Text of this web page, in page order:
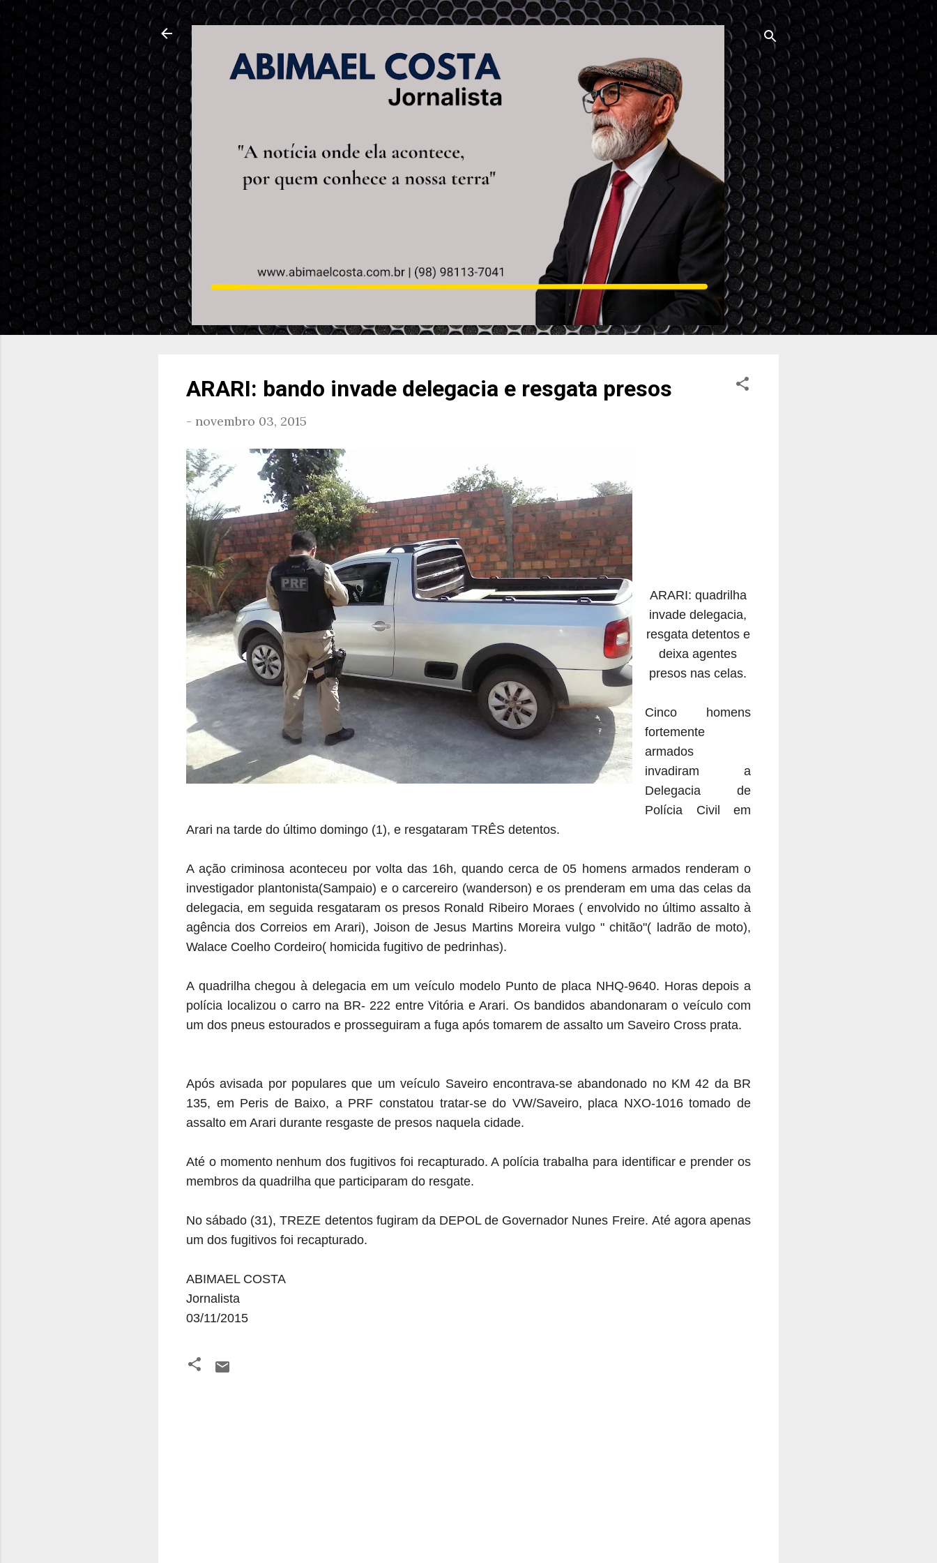
Pular para o conteúdo principal
ARARI: bando invade delegacia e resgata presos
- novembro 03, 2015
ARARI: quadrilha
invade delegacia,
resgata detentos e
deixa agentes
presos nas celas.
Cinco homens
fortemente
armados
invadiram a
Delegacia de
Polícia Civil em
Arari na tarde do último domingo (1), e resgataram TRÊS detentos.
A ação criminosa aconteceu por volta das 16h, quando cerca de 05 homens armados renderam o
investigador plantonista(Sampaio) e o carcereiro (wanderson) e os prenderam em uma das celas da
delegacia, em seguida resgataram os presos Ronald Ribeiro Moraes ( envolvido no último assalto à
agência dos Correios em Arari), Joison de Jesus Martins Moreira vulgo " chitão"( ladrão de moto),
Walace Coelho Cordeiro( homicida fugitivo de pedrinhas).
A quadrilha chegou à delegacia em um veículo modelo Punto de placa NHQ-9640. Horas depois a
polícia localizou o carro na BR- 222 entre Vitória e Arari. Os bandidos abandonaram o veículo com
um dos pneus estourados e prosseguiram a fuga após tomarem de assalto um Saveiro Cross prata.
Após avisada por populares que um veículo Saveiro encontrava-se abandonado no KM 42 da BR
135, em Peris de Baixo, a PRF constatou tratar-se do VW/Saveiro, placa NXO-1016 tomado de
assalto em Arari durante resgaste de presos naquela cidade.
Até o momento nenhum dos fugitivos foi recapturado. A polícia trabalha para identificar e prender os
membros da quadrilha que participaram do resgate.
No sábado (31), TREZE detentos fugiram da DEPOL de Governador Nunes Freire. Até agora apenas
um dos fugitivos foi recapturado.
ABIMAEL COSTA
Jornalista
03/11/2015